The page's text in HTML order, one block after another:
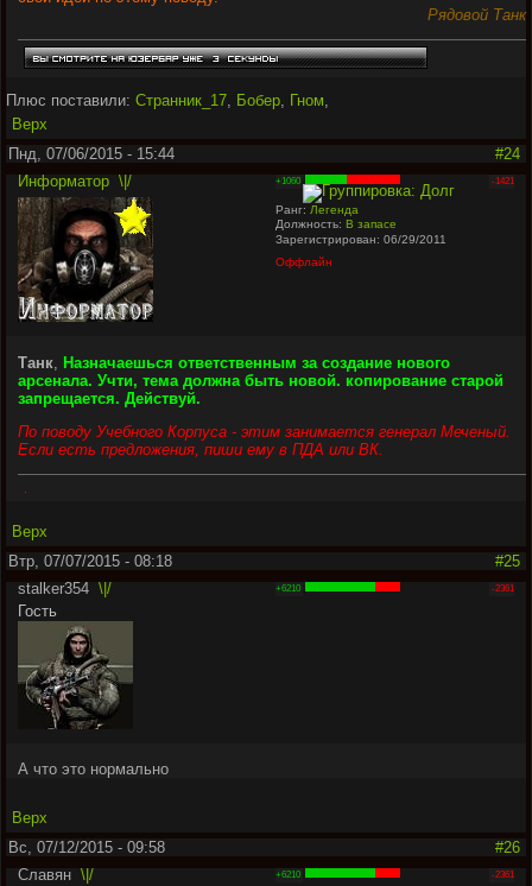
Рядовой Танк
Плюс поставили: Странник_17, Бобер, Гном,
Верх
Пнд, 07/06/2015 - 15:44
#24
Информатор \|/ +1060 -1421
Ранг:Легенда
Должность: В запасе
Зарегистрирован: 06/29/2011
Оффлайн
Танк, Назначаешься ответственным за создание нового
арсенала. Учти, тема должна быть новой. копирование старой
запрещается. Действуй.
По поводу Учебного Корпуса - этим занимается генерал Меченый.
Если есть предложения, пиши ему в ПДА или ВК.
Верх
Втр, 07/07/2015 - 08:18
#25
stalker354 \|/
Гость
+6210 -2361
А что это нормально
Верх
Вс, 07/12/2015 - 09:58
#26
Славян \|/
+6210 -2361